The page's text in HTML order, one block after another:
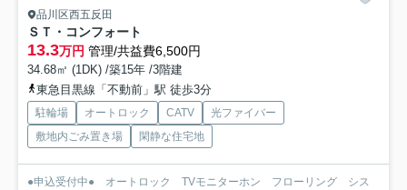
品川区西五反田
ＳＴ・コンフォート
13.3万円 管理/共益費6,500円
34.68㎡ (1DK) /築15年 /3階建
東急目黒線「不動前」駅 徒歩3分
駐輪場 オートロック CATV
光ファイバー
敷地内ごみ置き場
閑静な住宅地
●申込受付中● オートロック TVモニターホン フローリング シス